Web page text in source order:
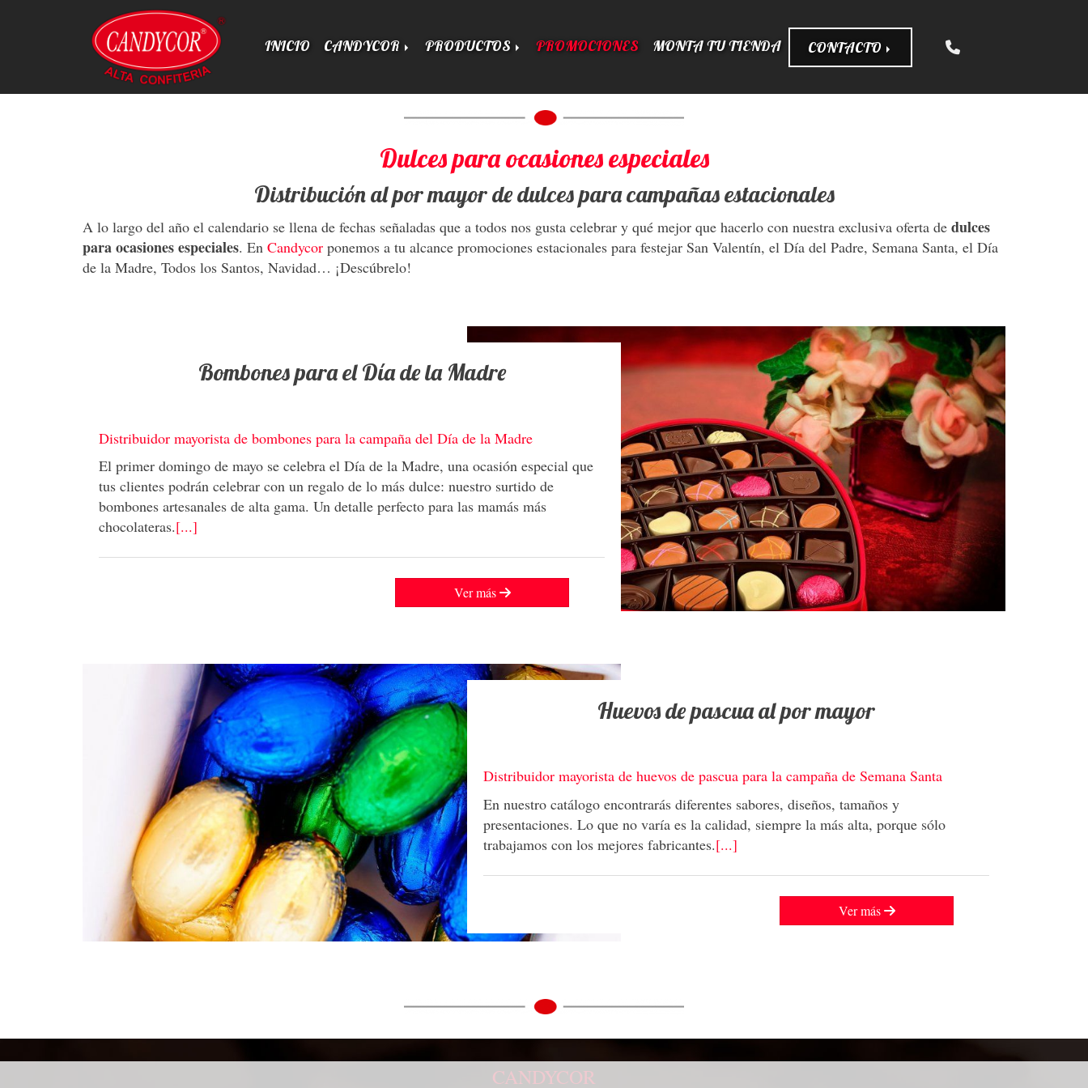
INICIO CANDYCOR PRODUCTOS PROMOCIONES MONTA TU TIENDA CONTACTO
Dulces para ocasiones especiales
Distribución al por mayor de dulces para campañas estacionales
A lo largo del año el calendario se llena de fechas señaladas que a todos nos gusta celebrar y qué mejor que hacerlo con nuestra exclusiva oferta de dulces
para ocasiones especiales. En Candycor ponemos a tu alcance promociones estacionales para festejar San Valentín, el Día del Padre, Semana Santa, el Día
de la Madre, Todos los Santos, Navidad… ¡Descúbrelo!
Bombones para el Día de la Madre
Distribuidor mayorista de bombones para la campaña del Día de la Madre
El primer domingo de mayo se celebra el Día de la Madre, una ocasión especial que
tus clientes podrán celebrar con un regalo de lo más dulce: nuestro surtido de
bombones artesanales de alta gama. Un detalle perfecto para las mamás más
chocolateras.[...]
Ver más
Huevos de pascua al por mayor
Distribuidor mayorista de huevos de pascua para la campaña de Semana Santa
En nuestro catálogo encontrarás diferentes sabores, diseños, tamaños y
presentaciones. Lo que no varía es la calidad, siempre la más alta, porque sólo
trabajamos con los mejores fabricantes.[...]
Ver más
CANDYCOR